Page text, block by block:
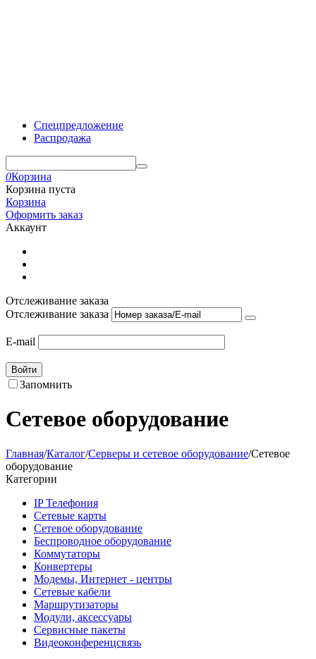
Спецпредложение
Распродажа
0Корзина
Корзина пуста
Корзина
Оформить заказ
Аккаунт
Отслеживание заказа
Отслеживание заказа
E-mail
Войти
Запомнить
Сетевое оборудование
Главная/Каталог/Серверы и сетевое оборудование/Сетевое
оборудование
Категории
IP Телефония
Сетевые карты
Сетевое оборудование
Беспроводное оборудование
Коммутаторы
Конвертеры
Модемы, Интернет - центры
Сетевые кабели
Маршрутизаторы
Модули, аксессуары
Сервисные пакеты
Видеоконференцсвязь